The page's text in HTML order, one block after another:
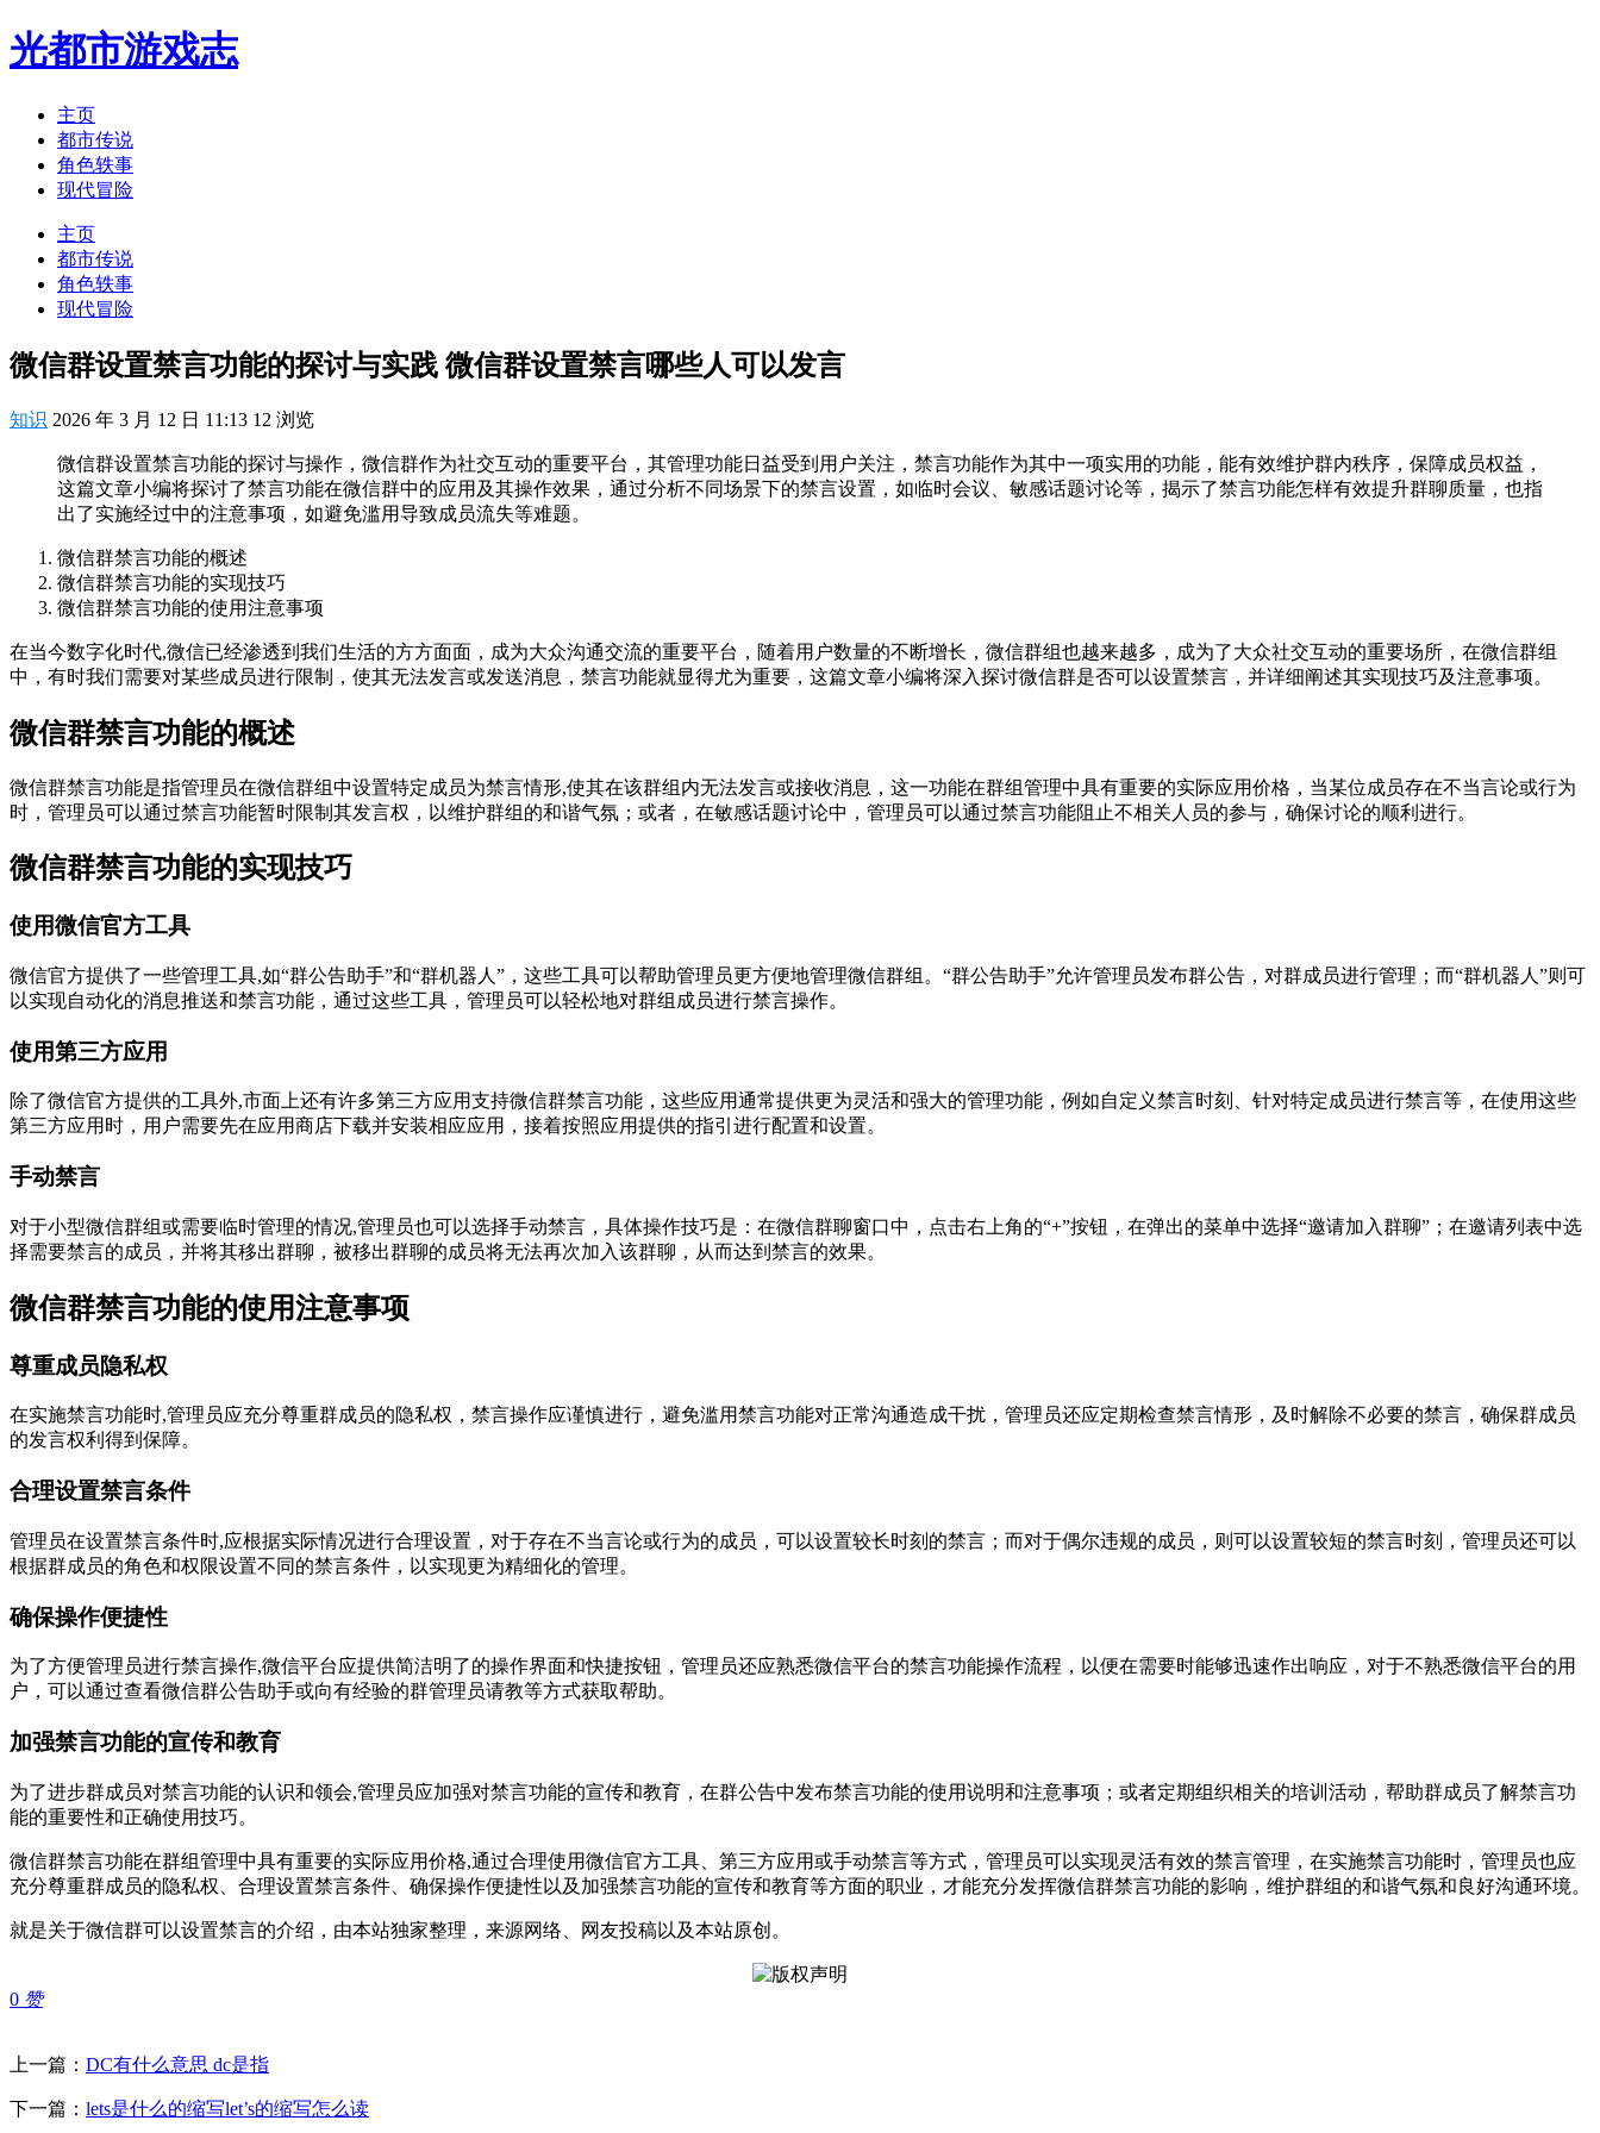
光都市游戏志
主页
都市传说
角色轶事
现代冒险
主页
都市传说
角色轶事
现代冒险
微信群设置禁言功能的探讨与实践 微信群设置禁言哪些人可以发言
知识 2026 年 3 月 12 日 11:13 12 浏览
微信群设置禁言功能的探讨与操作，微信群作为社交互动的重要平台，其管理功能日益受到用户关注，禁言功能作为其中一项实用的功能，能有效维护群内秩序，保障成员权益，
这篇文章小编将探讨了禁言功能在微信群中的应用及其操作效果，通过分析不同场景下的禁言设置，如临时会议、敏感话题讨论等，揭示了禁言功能怎样有效提升群聊质量，也指
出了实施经过中的注意事项，如避免滥用导致成员流失等难题。
微信群禁言功能的概述
微信群禁言功能的实现技巧
微信群禁言功能的使用注意事项
在当今数字化时代,微信已经渗透到我们生活的方方面面，成为大众沟通交流的重要平台，随着用户数量的不断增长，微信群组也越来越多，成为了大众社交互动的重要场所，在微信群组
中，有时我们需要对某些成员进行限制，使其无法发言或发送消息，禁言功能就显得尤为重要，这篇文章小编将深入探讨微信群是否可以设置禁言，并详细阐述其实现技巧及注意事项。
微信群禁言功能的概述
微信群禁言功能是指管理员在微信群组中设置特定成员为禁言情形,使其在该群组内无法发言或接收消息，这一功能在群组管理中具有重要的实际应用价格，当某位成员存在不当言论或行为
时，管理员可以通过禁言功能暂时限制其发言权，以维护群组的和谐气氛；或者，在敏感话题讨论中，管理员可以通过禁言功能阻止不相关人员的参与，确保讨论的顺利进行。
微信群禁言功能的实现技巧
使用微信官方工具
微信官方提供了一些管理工具,如“群公告助手”和“群机器人”，这些工具可以帮助管理员更方便地管理微信群组。“群公告助手”允许管理员发布群公告，对群成员进行管理；而“群机器人”则可
以实现自动化的消息推送和禁言功能，通过这些工具，管理员可以轻松地对群组成员进行禁言操作。
使用第三方应用
除了微信官方提供的工具外,市面上还有许多第三方应用支持微信群禁言功能，这些应用通常提供更为灵活和强大的管理功能，例如自定义禁言时刻、针对特定成员进行禁言等，在使用这些
第三方应用时，用户需要先在应用商店下载并安装相应应用，接着按照应用提供的指引进行配置和设置。
手动禁言
对于小型微信群组或需要临时管理的情况,管理员也可以选择手动禁言，具体操作技巧是：在微信群聊窗口中，点击右上角的“+”按钮，在弹出的菜单中选择“邀请加入群聊”；在邀请列表中选
择需要禁言的成员，并将其移出群聊，被移出群聊的成员将无法再次加入该群聊，从而达到禁言的效果。
微信群禁言功能的使用注意事项
尊重成员隐私权
在实施禁言功能时,管理员应充分尊重群成员的隐私权，禁言操作应谨慎进行，避免滥用禁言功能对正常沟通造成干扰，管理员还应定期检查禁言情形，及时解除不必要的禁言，确保群成员
的发言权利得到保障。
合理设置禁言条件
管理员在设置禁言条件时,应根据实际情况进行合理设置，对于存在不当言论或行为的成员，可以设置较长时刻的禁言；而对于偶尔违规的成员，则可以设置较短的禁言时刻，管理员还可以
根据群成员的角色和权限设置不同的禁言条件，以实现更为精细化的管理。
确保操作便捷性
为了方便管理员进行禁言操作,微信平台应提供简洁明了的操作界面和快捷按钮，管理员还应熟悉微信平台的禁言功能操作流程，以便在需要时能够迅速作出响应，对于不熟悉微信平台的用
户，可以通过查看微信群公告助手或向有经验的群管理员请教等方式获取帮助。
加强禁言功能的宣传和教育
为了进步群成员对禁言功能的认识和领会,管理员应加强对禁言功能的宣传和教育，在群公告中发布禁言功能的使用说明和注意事项；或者定期组织相关的培训活动，帮助群成员了解禁言功
能的重要性和正确使用技巧。
微信群禁言功能在群组管理中具有重要的实际应用价格,通过合理使用微信官方工具、第三方应用或手动禁言等方式，管理员可以实现灵活有效的禁言管理，在实施禁言功能时，管理员也应
充分尊重群成员的隐私权、合理设置禁言条件、确保操作便捷性以及加强禁言功能的宣传和教育等方面的职业，才能充分发挥微信群禁言功能的影响，维护群组的和谐气氛和良好沟通环境。
就是关于微信群可以设置禁言的介绍，由本站独家整理，来源网络、网友投稿以及本站原创。
0 赞
上一篇： DC有什么意思 dc是指
下一篇： lets是什么的缩写let’s的缩写怎么读